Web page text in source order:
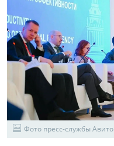
Фото пресс-службы Авито